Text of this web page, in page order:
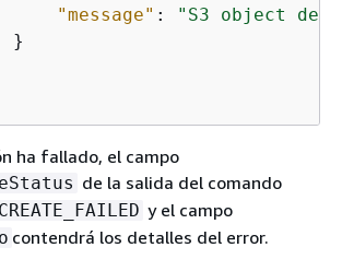
"message" :
"S3 object
}
ha fallado, el campo
de la salida del comando
CREATE_FAILED y el campo
contendrá los detalles del error.